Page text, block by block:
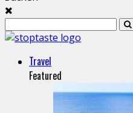
Travel
Featured